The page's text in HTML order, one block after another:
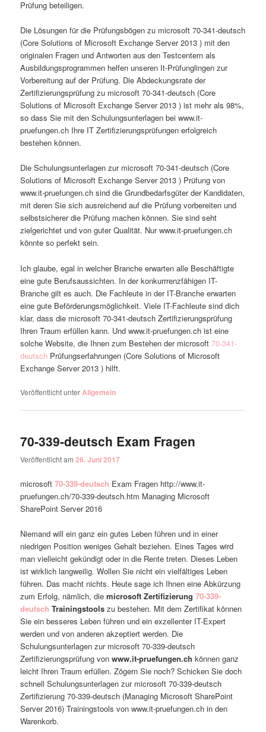
Prüfung beteiligen.
Die Lösungen für die Prüfungsbögen zu microsoft 70-341-deutsch
(Core Solutions of Microsoft Exchange Server 2013 ) mit den
originalen Fragen und Antworten aus den Testcentern als
Ausbildungsprogrammen helfen unseren It-Prüfunglingen zur
Vorbereitung auf der Prüfung. Die Abdeckungsrate der
Zertifizierungsprüfung zu microsoft 70-341-deutsch (Core
Solutions of Microsoft Exchange Server 2013 ) ist mehr als 98%,
so dass Sie mit den Schulungsunterlagen bei www.it-
pruefungen.ch Ihre IT Zertifizierungsprüfungen erfolgreich
bestehen können.
Die Schulungsunterlagen zur microsoft 70-341-deutsch (Core
Solutions of Microsoft Exchange Server 2013 ) Prüfung von
www.it-pruefungen.ch sind die Grundbedarfsgüter der Kandidaten,
mit deren Sie sich ausreichend auf die Prüfung vorbereiten und
selbstsicherer die Prüfung machen können. Sie sind seht
zielgerichtet und von guter Qualität. Nur www.it-pruefungen.ch
könnte so perfekt sein.
Ich glaube, egal in welcher Branche erwarten alle Beschäftigte
eine gute Berufsaussichten. In der konkurrrenzfähigen IT-
Branche gilt es auch. Die Fachleute in der IT-Branche erwarten
eine gute Beförderungsmöglichkeit. Viele IT-Fachleute sind dich
klar, dass die microsoft 70-341-deutsch Zertifizierungsprüfung
Ihren Traum erfüllen kann. Und www.it-pruefungen.ch ist eine
solche Website, die Ihnen zum Bestehen der microsoft70-341-
deutsch Prüfungserfahrungen (Core Solutions of Microsoft
Exchange Server 2013 ) hilft.
Veröffentlicht unterAllgemein
70-339-deutsch Exam Fragen
Veröffentlicht am26. Juni 2017
microsoft70-339-deutsch Exam Fragen http://www.it-
pruefungen.ch/70-339-deutsch.htm Managing Microsoft
SharePoint Server 2016
Niemand will ein ganz ein gutes Leben führen und in einer
niedrigen Position weniges Gehalt beziehen. Eines Tages wird
man vielleicht gekündigt oder in die Rente treten. Dieses Leben
ist wirklich langweilig. Wollen Sie nicht ein vielfältiges Leben
führen. Das macht nichts. Heute sage ich Ihnen eine Abkürzung
zum Erfolg, nämlich, diemicrosoft Zertifizierung70-339-
deutsch Trainingstools zu bestehen. Mit dem Zertifikat können
Sie ein besseres Leben führen und ein exzellenter IT-Expert
werden und von anderen akzeptiert werden. Die
Schulungsunterlagen zur microsoft 70-339-deutsch
Zertifizierungsprüfung vonwww.it-pruefungen.chkönnen ganz
leicht Ihren Traum erfüllen. Zögern Sie noch? Schicken Sie doch
schnell Schulungsunterlagen zur microsoft 70-339-deutsch
Zertifizierung 70-339-deutsch (Managing Microsoft SharePoint
Server 2016) Trainingstools von www.it-pruefungen.ch in den
Warenkorb.